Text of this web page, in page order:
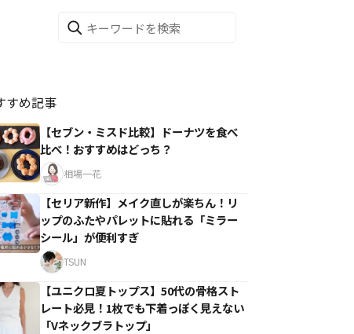
すめ記事
【セブン・ミスド比較】ドーナツを食べ
比べ！おすすめはどっち？
相場一花
【セリア新作】メイク直しが楽ちん！リ
ップのふたやパレットに貼れる「ミラー
シール」が便利すぎ
TSUN
【ユニクロ夏トップス】50代の骨格スト
レート必見！1枚でも下着っぽく見えない
「Vネックブラトップ」